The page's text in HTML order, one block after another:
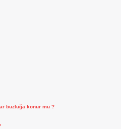
buzluğa konur mu ?